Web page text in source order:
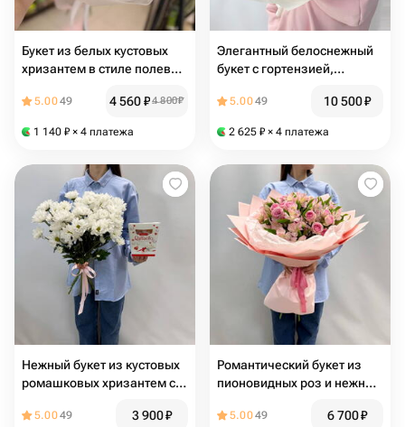
Букет из белых кустовых
хризантем в стиле полевых
5.0049 4 560₽4 800₽
1 140 ₽ × 4 платежа
Элегантный белоснежный
букет с гортензией,
и эквадорской розой, 207
5.0049 10 500₽
2 625 ₽ × 4 платежа
Нежный букет из кустовых
ромашковых хризантем с
Raffaello, 119
5.0049 3 900₽
Романтический букет из
пионовидных роз и нежных
5.0049 6 700₽